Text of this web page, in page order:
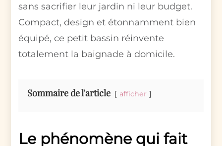
sans sacrifier leur jardin ni leur budget.
Compact, design et étonnamment bien
équipé, ce petit bassin réinvente
totalement la baignade à domicile.
Sommaire de l'article afficher
Le phénomène qui fait